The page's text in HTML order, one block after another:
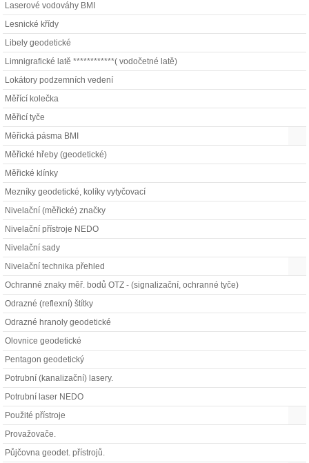
Laserové vodováhy BMI
Lesnické křídy
Libely geodetické
Limnigrafické latě ************( vodočetné latě)
Lokátory podzemních vedení
Měřící kolečka
Měřicí tyče
Měřická pásma BMI
Měřické hřeby (geodetické)
Měřické klínky
Mezníky geodetické, kolíky vytyčovací
Nivelační (měřické) značky
Nivelační přístroje NEDO
Nivelační sady
Nivelační technika přehled
Ochranné znaky měř. bodů OTZ - (signalizační, ochranné tyče)
Odrazné (reflexní) štítky
Odrazné hranoly geodetické
Olovnice geodetické
Pentagon geodetický
Potrubní (kanalizační) lasery.
Potrubní laser NEDO
Použité přístroje
Provažovače.
Půjčovna geodet. přístrojů.